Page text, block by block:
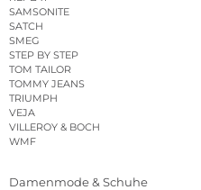
SAMSONITE
SATCH
SMEG
STEP BY STEP
TOM TAILOR
TOMMY JEANS
TRIUMPH
VEJA
VILLEROY & BOCH
WMF
Damenmode & Schuhe